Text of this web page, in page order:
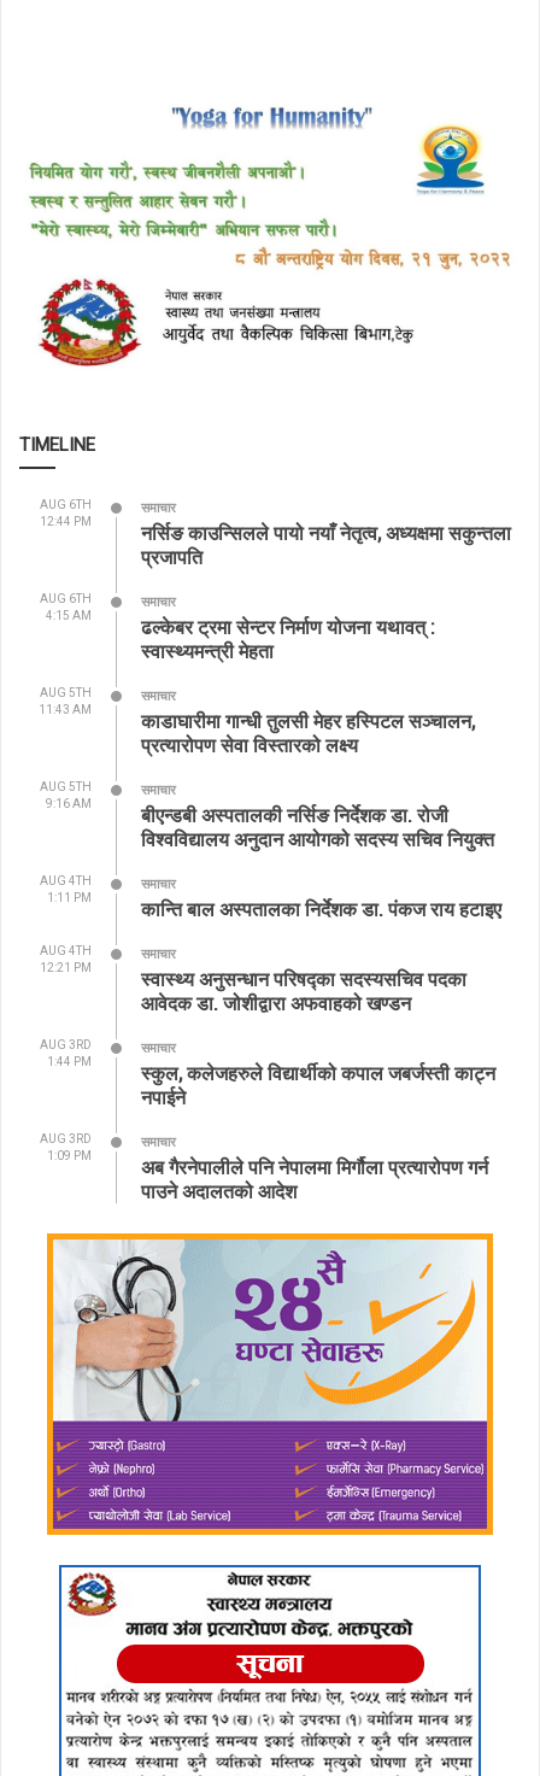
TIMELINE
AUG 6TH
12:44 PM
समाचार
नर्सिङ काउन्सिलले पायो नयाँ नेतृत्व, अध्यक्षमा सकुन्तला
प्रजापति
AUG 6TH
4:15 AM
समाचार
ढल्केबर ट्रमा सेन्टर निर्माण योजना यथावत् :
स्वास्थ्यमन्त्री मेहता
AUG 5TH
11:43 AM
समाचार
काडाघारीमा गान्धी तुलसी मेहर हस्पिटल सञ्चालन,
प्रत्यारोपण सेवा विस्तारको लक्ष्य
AUG 5TH
9:16 AM
समाचार
बीएन्डबी अस्पतालकी नर्सिङ निर्देशक डा. रोजी
विश्वविद्यालय अनुदान आयोगको सदस्य सचिव नियुक्त
AUG 4TH
1:11 PM
समाचार
कान्ति बाल अस्पतालका निर्देशक डा. पंकज राय हटाइए
AUG 4TH
12:21 PM
समाचार
स्वास्थ्य अनुसन्धान परिषद्का सदस्यसचिव पदका
आवेदक डा. जोशीद्वारा अफवाहको खण्डन
AUG 3RD
1:44 PM
समाचार
स्कुल, कलेजहरुले विद्यार्थीको कपाल जबर्जस्ती काट्न
नपाईने
AUG 3RD
1:09 PM
समाचार
अब गैरनेपालीले पनि नेपालमा मिर्गौला प्रत्यारोपण गर्न
पाउने अदालतको आदेश